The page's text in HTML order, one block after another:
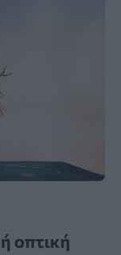
οπτική